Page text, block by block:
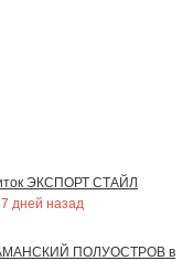
ЭКСПОРТ СТАЙЛ
7 дней назад
ТАМАНСКИЙ ПОЛУОСТРОВ в